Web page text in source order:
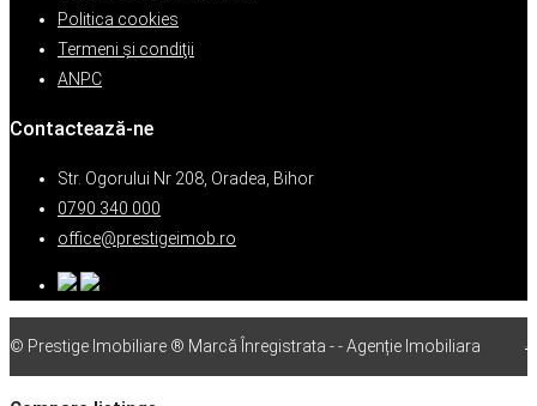
Politica cookies
Termeni şi condiţii
ANPC
Contactează-ne
Str. Ogorului Nr 208, Oradea, Bihor
0790 340 000
office@prestigeimob.ro
© Prestige Imobiliare ® Marcă Înregistrata - - Agenție Imobiliara